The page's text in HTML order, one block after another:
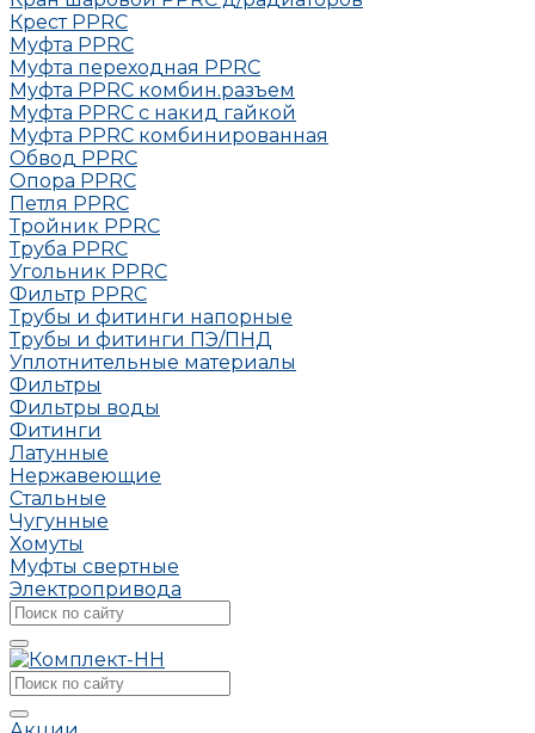
Крест PPRC
Муфта PPRC
Муфта переходная PPRC
Муфта РРRC комбин.разъем
Муфта PPRC с накид гайкой
Муфта РРRC комбинированная
Обвод РРRC
Опора РРRC
Петля РРRC
Тройник РРRC
Труба РРRC
Угольник РРRC
Фильтр PPRC
Трубы и фитинги напорные
Трубы и фитинги ПЭ/ПНД
Уплотнительные материалы
Фильтры
Фильтры воды
Фитинги
Латунные
Нержавеющие
Стальные
Чугунные
Хомуты
Муфты свертные
Электропривода